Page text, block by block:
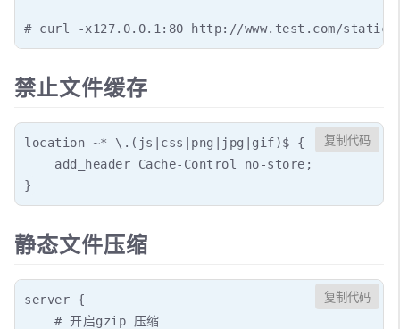
# curl -x127.0.0.1:80 http://www.test.com/static/
禁止文件缓存
location ~* \.(js|css|png|jpg|gif)$ {
    add_header Cache-Control no-store;
}
复制代码
静态文件压缩
server {
    # 开启gzip 压缩
复制代码